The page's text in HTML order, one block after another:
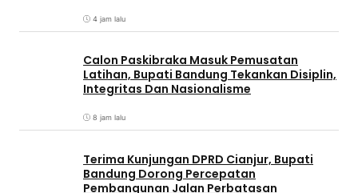
4 jam lalu
Calon Paskibraka Masuk Pemusatan
Latihan, Bupati Bandung Tekankan Disiplin,
Integritas Dan Nasionalisme
8 jam lalu
Terima Kunjungan DPRD Cianjur, Bupati
Bandung Dorong Percepatan
Pembangunan Jalan Perbatasan